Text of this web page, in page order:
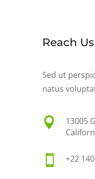
Reach Us
Sed ut
natus

13005
 +22